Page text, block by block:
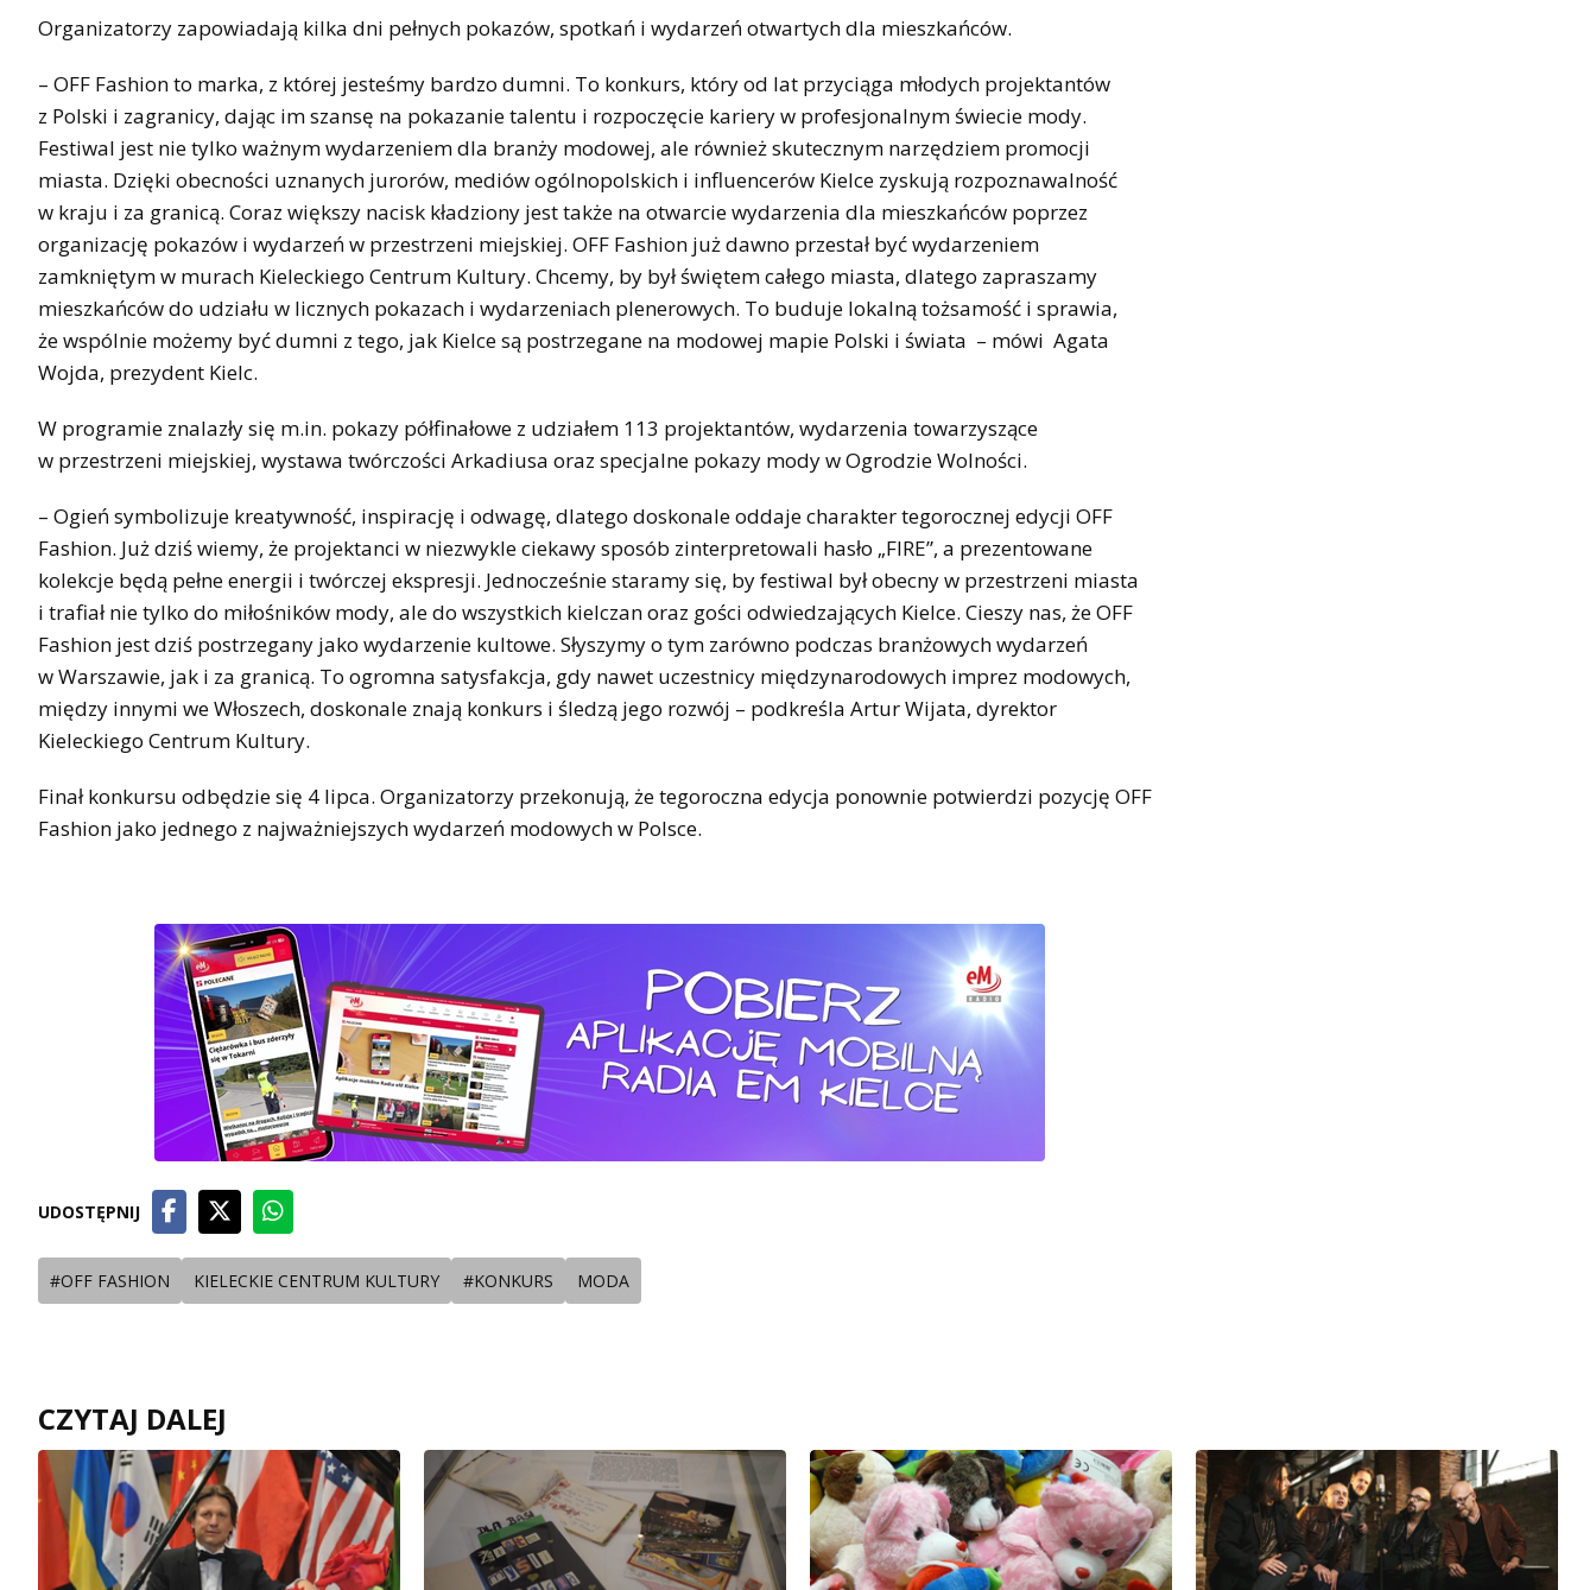
Organizatorzy zapowiadają kilka dni pełnych pokazów, spotkań i wydarzeń otwartych dla mieszkańców.
– OFF Fashion to marka, z której jesteśmy bardzo dumni. To konkurs, który od lat przyciąga młodych projektantów
z Polski i zagranicy, dając im szansę na pokazanie talentu i rozpoczęcie kariery w profesjonalnym świecie mody.
Festiwal jest nie tylko ważnym wydarzeniem dla branży modowej, ale również skutecznym narzędziem promocji
miasta. Dzięki obecności uznanych jurorów, mediów ogólnopolskich i influencerów Kielce zyskują rozpoznawalność
w kraju i za granicą. Coraz większy nacisk kładziony jest także na otwarcie wydarzenia dla mieszkańców poprzez
organizację pokazów i wydarzeń w przestrzeni miejskiej. OFF Fashion już dawno przestał być wydarzeniem
zamkniętym w murach Kieleckiego Centrum Kultury. Chcemy, by był świętem całego miasta, dlatego zapraszamy
mieszkańców do udziału w licznych pokazach i wydarzeniach plenerowych. To buduje lokalną tożsamość i sprawia,
że wspólnie możemy być dumni z tego, jak Kielce są postrzegane na modowej mapie Polski i świata – mówi Agata
Wojda, prezydent Kielc.
W programie znalazły się m.in. pokazy półfinałowe z udziałem 113 projektantów, wydarzenia towarzyszące
w przestrzeni miejskiej, wystawa twórczości Arkadiusa oraz specjalne pokazy mody w Ogrodzie Wolności.
– Ogień symbolizuje kreatywność, inspirację i odwagę, dlatego doskonale oddaje charakter tegorocznej edycji OFF
Fashion. Już dziś wiemy, że projektanci w niezwykle ciekawy sposób zinterpretowali hasło „FIRE”, a prezentowane
kolekcje będą pełne energii i twórczej ekspresji. Jednocześnie staramy się, by festiwal był obecny w przestrzeni miasta
i trafiał nie tylko do miłośników mody, ale do wszystkich kielczan oraz gości odwiedzających Kielce. Cieszy nas, że OFF
Fashion jest dziś postrzegany jako wydarzenie kultowe. Słyszymy o tym zarówno podczas branżowych wydarzeń
w Warszawie, jak i za granicą. To ogromna satysfakcja, gdy nawet uczestnicy międzynarodowych imprez modowych,
między innymi we Włoszech, doskonale znają konkurs i śledzą jego rozwój – podkreśla Artur Wijata, dyrektor
Kieleckiego Centrum Kultury.
Finał konkursu odbędzie się 4 lipca. Organizatorzy przekonują, że tegoroczna edycja ponownie potwierdzi pozycję OFF
Fashion jako jednego z najważniejszych wydarzeń modowych w Polsce.
UDOSTĘPNIJ
#OFF FASHION KIELECKIE CENTRUM KULTURY #KONKURS MODA
CZYTAJ DALEJ